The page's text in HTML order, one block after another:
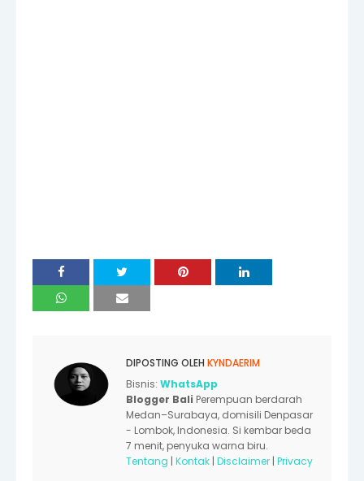
DIPOSTING OLEH KYNDAERIM
Bisnis: WhatsApp
Blogger Bali Perempuan berdarah
Medan–Surabaya, domisili Denpasar
- Lombok, Indonesia. Si kembar beda
7 menit, penyuka warna biru.
Tentang | Kontak | Disclaimer | Privacy